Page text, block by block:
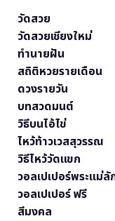
วัดสวย
วัดสวยเชียงใหม่
ทำนายฝัน
สถิติหวยรายเดือน
ดวงรายวัน
บทสวดมนต์
วิธีบนไอ้ไข่
ไหว้ท้าวเวสสุวรรณ
วิธีไหว้วัดแขก
วอลเปเปอร์พระแม่
วอลเปเปอร์ ฟรี
สีมงคล